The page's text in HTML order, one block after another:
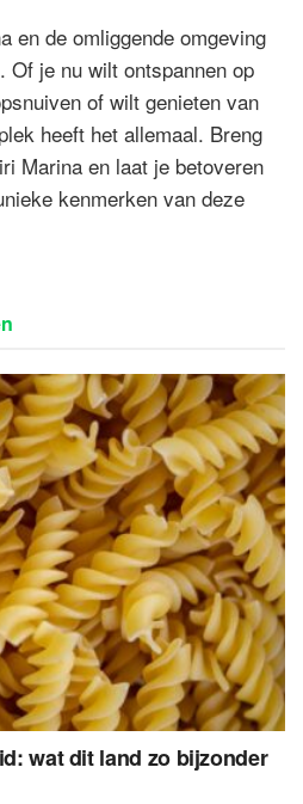
en de omliggende omgeving
Of je nu wilt ontspannen op
of wilt genieten van
heeft het allemaal. Breng
Marina en laat je betoveren
kenmerken van deze
wat dit land zo bijzonder